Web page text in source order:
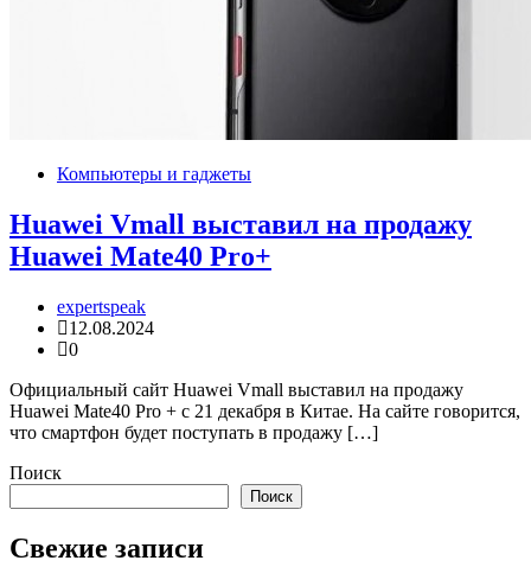
Компьютеры и гаджеты
Huawei Vmall выставил на продажу
Huawei Mate40 Pro+
expertspeak
12.08.2024
0
Официальный сайт Huawei Vmall выставил на продажу
Huawei Mate40 Pro + с 21 декабря в Китае. На сайте говорится,
что смартфон будет поступать в продажу […]
Поиск
Поиск
Свежие записи